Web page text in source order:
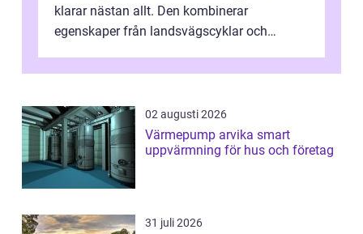
klarar nästan allt. Den kombinerar
egenskaper från landsvägscyklar och
02 augusti 2026
Värmepump arvika smart
uppvärmning för hus och företag
31 juli 2026